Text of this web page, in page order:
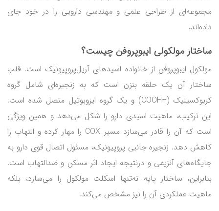
مجموعه‌ای از طراحی علمی و مهندسی دارویی را در خود جای
داده‌اند.
ساختار مولکولی ایبوپروفن چیست؟
مولکول ایبوپروفن از خانواده اسیدهای آریل‌پروپیونیک است. قلب
ساختار آن یک حلقه بنزن است که به زنجیره‌ای شامل گروه
کربوکسیلیک (–COOH) و یک گروه ایزوبوتیل متصل شده است.
این ترکیب، ماهیت اسیدی دارو را شکل می‌دهد و همین ویژگی
است که آن را قادر می‌سازد مسیر COX را مهار کرده و التهاب را
کاهش دهد. زنجیره جانبی پروپیونیک، مسئول اتصال قوی دارو به
جایگاه‌های آنزیمی و درنتیجه ایجاد اثر مسکن و ضدالتهاب است.
بنابراین، ساختار پایه نه‌تنها اسکلت مولکول را می‌سازد، بلکه
ماهیت عملکردی آن را نیز مشخص می‌کند.